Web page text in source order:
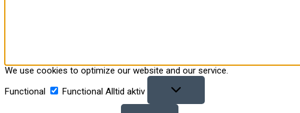
We use cookies to optimize our website and our service.
Functional
Functional Alltid aktiv